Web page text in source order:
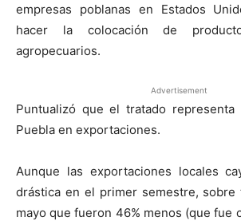
empresas poblanas en Estados
hacer la colocación de
agropecuarios.
Advertisement
Puntualizó que el tratado representa
Puebla en exportaciones.
Aunque las exportaciones locales
drástica en el primer semestre,
mayo que fueron 46% menos (que fue